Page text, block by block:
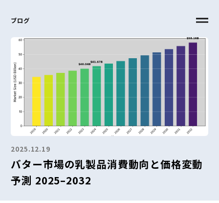
ブログ
2025.12.19
バター市場の乳製品消費動向と価格変動
予測 2025–2032